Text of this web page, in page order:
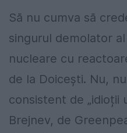
Să nu cumva să
singurul demolator
nucleare cu
de la Doicești. Nu,
consistent de „idioții
Brejnev, de